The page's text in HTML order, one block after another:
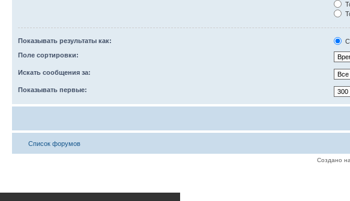
Показывать результаты как:
Поле сортировки:
Искать сообщения за:
Показывать первые:
Список форумов
Создано